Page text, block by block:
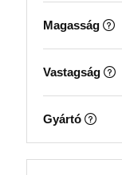
Magasság
Vastagság
Gyártó